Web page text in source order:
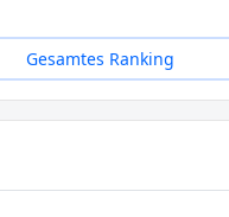
Gesamtes Ranking